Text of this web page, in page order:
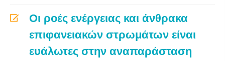
Οι ροές ενέργειας και άνθρακα
επιφανειακών στρωμάτων είναι
ευάλωτες στην αναπαράσταση